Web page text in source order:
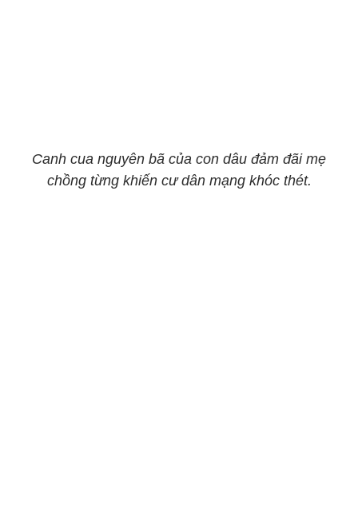
Canh cua nguyên bã của con dâu đảm đãi mẹ
chồng từng khiến cư dân mạng khóc thét.